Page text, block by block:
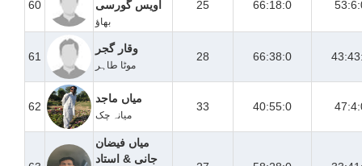
60
اویس گورسی
بھاؤ
25 66:18:0
61
وقار گجر
موٹا طاہر
28 66:38:0
62
میاں ماجد
میانہ چک
33 40:55:0
میاں فیضان
جانی & استاد